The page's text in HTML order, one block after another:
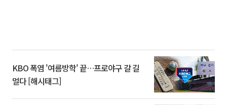
KBO 폭염 '여름방학' 끝…프로야구 갈 길
멀다 [해시태그]